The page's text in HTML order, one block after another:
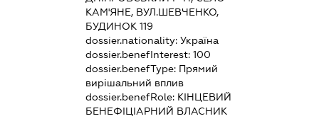
КАМ'ЯНЕ, ВУЛ.ШЕВЧЕНКО,
БУДИНОК 119
dossier.nationality: Україна
dossier.benefInterest: 100
dossier.benefType: Прямий
вирішальний вплив
dossier.benefRole: КІНЦЕВИЙ
БЕНЕФІЦІАРНИЙ ВЛАСНИК